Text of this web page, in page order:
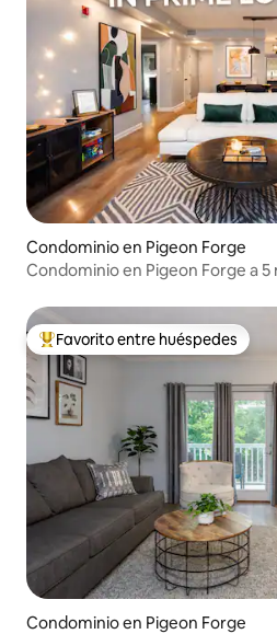
Condominio en Pigeon Forge
Condominio en Pigeon Forge a
De los mejores en Favorito entre
Favorito entre huéspedes
Condominio en Pigeon Forge